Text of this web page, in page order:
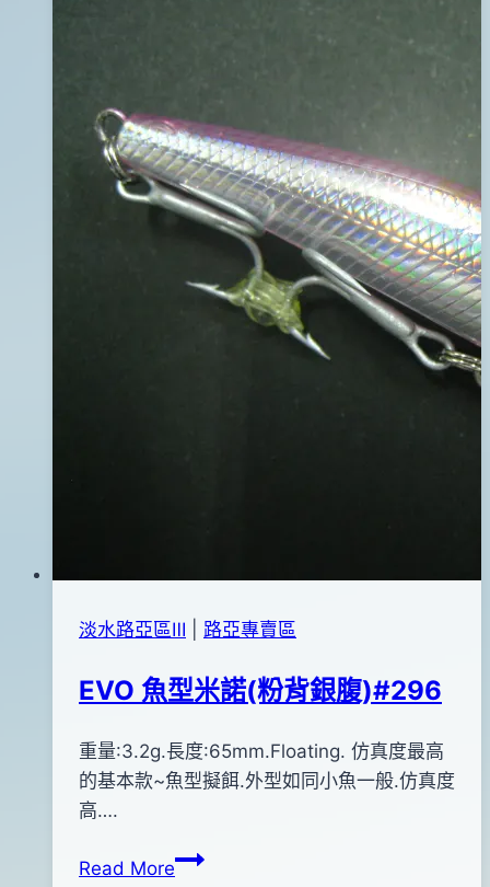
淡水路亞區Ⅲ 路亞專賣區
EVO 魚型米諾(粉背銀腹)#296
Bybc
pro-
shop
2014
年
05
09
重量:3.2g.長度:65mm.Floating. 仿真度最高
的基本款~魚型擬餌.外型如同小魚一般.仿真度
高….
Read MoreEVO